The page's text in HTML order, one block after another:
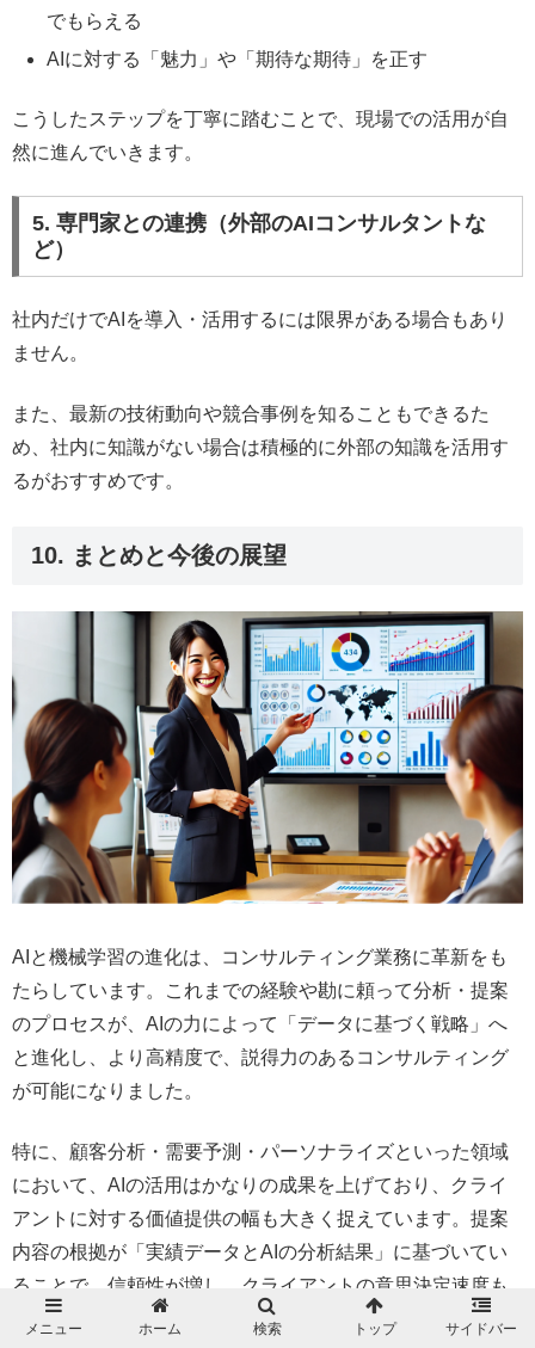
でもらえる
AIに対する「魅力」や「期待な期待」を正す
こうしたステップを丁寧に踏むことで、現場での活用が自
然に進んでいきます。
5. 専門家との連携（外部のAIコンサルタントな
ど）
社内だけでAIを導入・活用するには限界がある場合もあり
ません。
また、最新の技術動向や競合事例を知ることもできるた
め、社内に知識がない場合は積極的に外部の知識を活用す
るがおすすめです。
10. まとめと今後の展望
AIと機械学習の進化は、コンサルティング業務に革新をも
たらしています。これまでの経験や勘に頼って分析・提案
のプロセスが、AIの力によって「データに基づく戦略」へ
と進化し、より高精度で、説得力のあるコンサルティング
が可能になりました。
特に、顧客分析・需要予測・パーソナライズといった領域
において、AIの活用はかなりの成果を上げており、クライ
アントに対する価値提供の幅も大きく捉えています。提案
内容の根拠が「実績データとAIの分析結果」に基づいてい
ることで、信頼性が増し、クライアントの意思決定速度も
向上しています。
メニュー ホーム 検索 トップ サイドバー